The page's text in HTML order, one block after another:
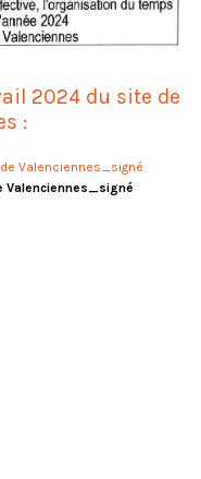
2024 du site de
:
Valenciennes_signé